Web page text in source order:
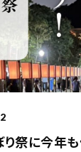
り祭に今年